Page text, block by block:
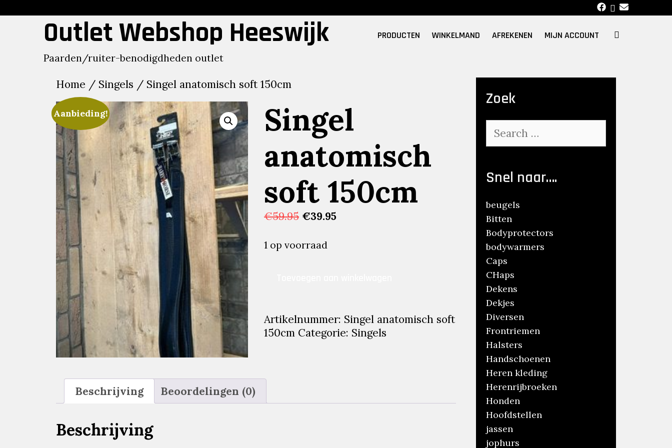
to
Outlet Webshop Heeswijk
Paarden/ruiter-benodigdheden outlet
PRODUCTEN WINKELMAND AFREKENEN MIJN ACCOUNT
Home / Singels / Singel anatomisch soft 150cm
Aanbieding!
Singel
anatomisch
soft 150cm
€59.95 Oorspronkelijke
was:
€39.95
1 op voorraad
150cm
aantal
Artikelnummer: Singel anatomisch soft
150cm Categorie: Singels
Beschrijving Beoordelingen (0)
Beschrijving
Zoek
for:
Snel naar….
beugels
Bitten
Bodyprotectors
bodywarmers
Caps
CHaps
Dekens
Dekjes
Diversen
Frontriemen
Halsters
Handschoenen
Heren kleding
Herenrijbroeken
Honden
Hoofdstellen
jassen
jophurs